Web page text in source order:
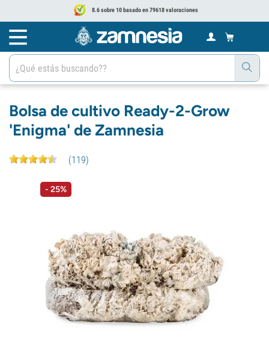
8.6 sobre 10 basado en 79618 valoraciones
Bolsa de cultivo Ready-2-Grow
'Enigma' de Zamnesia
(119)
- 25%